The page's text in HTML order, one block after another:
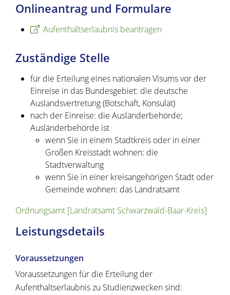
Onlineantrag und Formulare
Aufenthaltserlaubnis beantragen
Zuständige Stelle
für die Erteilung eines nationalen Visums vor der
Einreise in das Bundesgebiet: die deutsche
Auslandsvertretung (Botschaft, Konsulat)
nach der Einreise: die Ausländerbehörde;
Ausländerbehörde ist
wenn Sie in einem Stadtkreis oder in einer
Großen Kreisstadt wohnen: die
Stadtverwaltung
wenn Sie in einer kreisangehörigen Stadt oder
Gemeinde wohnen: das Landratsamt
Ordnungsamt [Landratsamt Schwarzwald-Baar-Kreis]
Leistungsdetails
Voraussetzungen
Voraussetzungen für die Erteilung der
Aufenthaltserlaubnis zu Studienzwecken sind: